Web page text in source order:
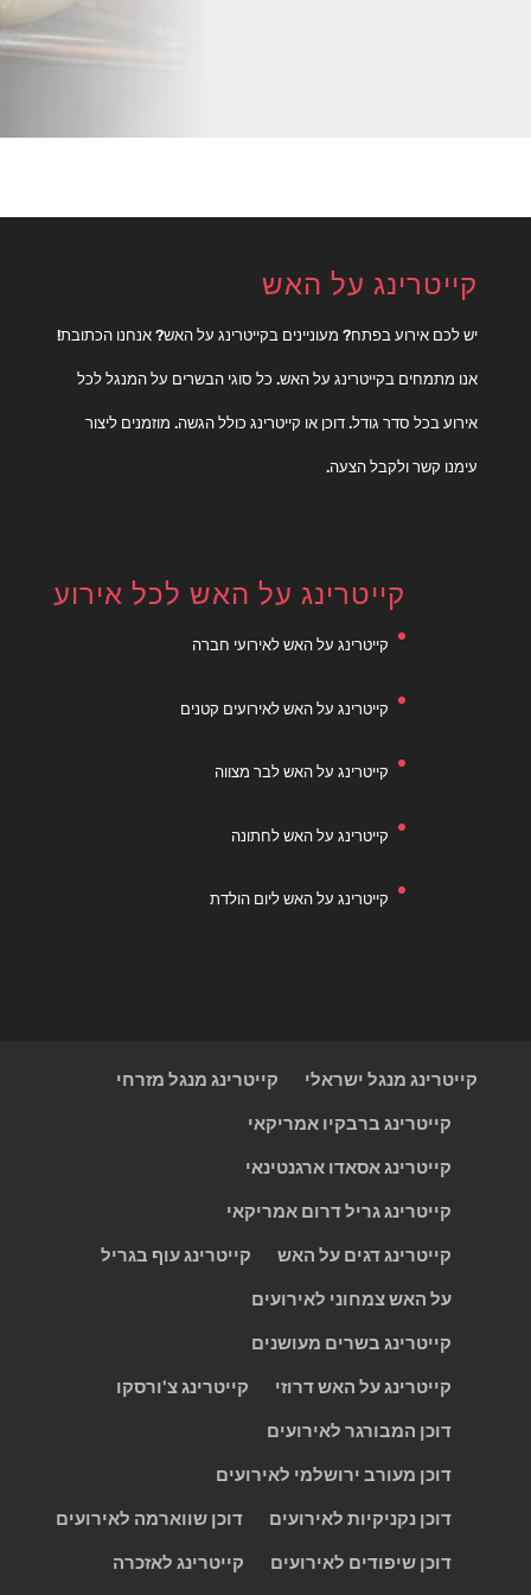
קייטרינג על האש
יש לכם אירוע בפתח? מעוניינים בקייטרינג על האש? אנחנו הכתובת!
אנו מתמחים בקייטרינג על האש. כל סוגי הבשרים על המנגל לכל
אירוע בכל סדר גודל. דוכן או קייטרינג כולל הגשה. מוזמנים ליצור
עימנו קשר ולקבל הצעה.
קייטרינג על האש לכל אירוע
קייטרינג על האש לאירועי חברה
קייטרינג על האש לאירועים קטנים
קייטרינג על האש לבר מצווה
קייטרינג על האש לחתונה
קייטרינג על האש ליום הולדת
קייטרינג מנגל ישראלי קייטרינג מנגל מזרחי
קייטרינג ברבקיו אמריקאי
קייטרינג אסאדו ארגנטינאי
קייטרינג גריל דרום אמריקאי
קייטרינג דגים על האש קייטרינג עוף בגריל
על האש צמחוני לאירועים
קייטרינג בשרים מעושנים
קייטרינג על האש דרוזי קייטרינג צ'ורסקו
דוכן המבורגר לאירועים
דוכן מעורב ירושלמי לאירועים
דוכן נקניקיות לאירועים דוכן שווארמה לאירועים
דוכן שיפודים לאירועים קייטרינג לאזכרה